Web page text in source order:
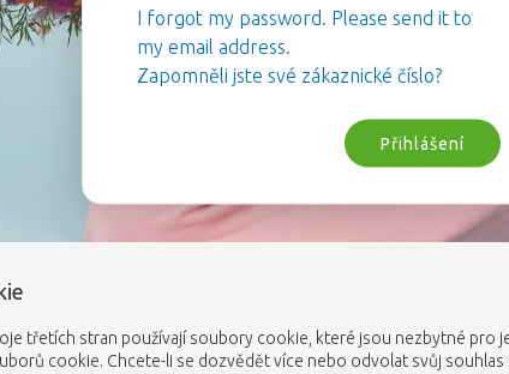
I forgot my password. Please send it to
my email address.
Zapomněli jste své zákaznické číslo?
Přihlášení
třetích stran používají soubory cookie, které jsou nezbytné pro
cookie. Chcete-li se dozvědět více nebo odvolat svůj